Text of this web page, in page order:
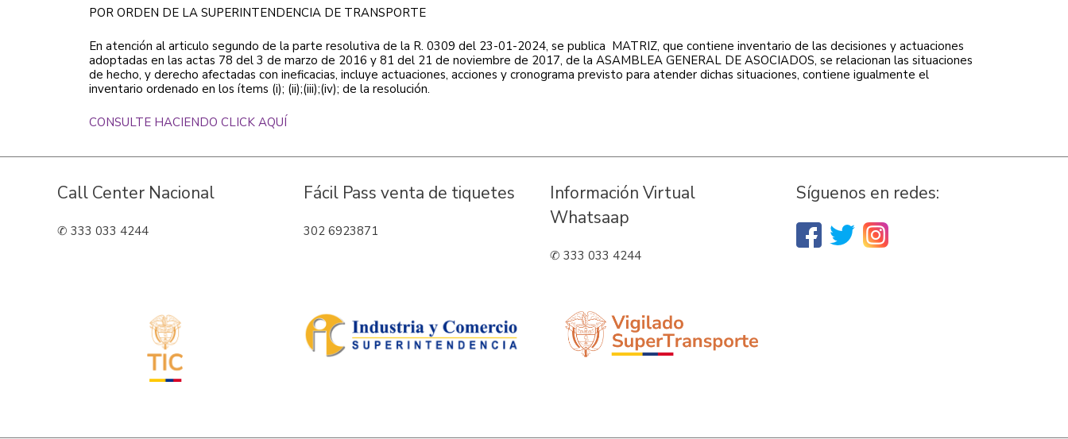
POR ORDEN DE LA SUPERINTENDENCIA DE TRANSPORTE
En atención al articulo segundo de la parte resolutiva de la R. 0309 del 23-01-2024, se publica MATRIZ, que contiene inventario de las decisiones y actuaciones
adoptadas en las actas 78 del 3 de marzo de 2016 y 81 del 21 de noviembre de 2017, de la ASAMBLEA GENERAL DE ASOCIADOS, se relacionan las situaciones
de hecho, y derecho afectadas con ineficacias, incluye actuaciones, acciones y cronograma previsto para atender dichas situaciones, contiene igualmente el
inventario ordenado en los ítems (i); (ii);(iii);(iv); de la resolución.
CONSULTE HACIENDO CLICK AQUÍ
Call Center Nacional
✆ 333 033 4244
Fácil Pass venta de tiquetes
302 6923871
Información Virtual
Whatsaap
✆ 333 033 4244
Síguenos en redes: